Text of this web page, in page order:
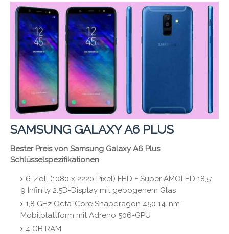
SAMSUNG GALAXY A6 PLUS
Bester Preis von Samsung Galaxy A6 Plus
Schlüsselspezifikationen
6-Zoll (1080 x 2220 Pixel) FHD + Super AMOLED 18,5:
9 Infinity 2.5D-Display mit gebogenem Glas
1,8 GHz Octa-Core Snapdragon 450 14-nm-
Mobilplattform mit Adreno 506-GPU
4 GB RAM